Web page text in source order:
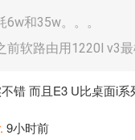
6w和35w。。。
前软路由用1220l v3最
错 而且E3 U比桌面i
9小时前